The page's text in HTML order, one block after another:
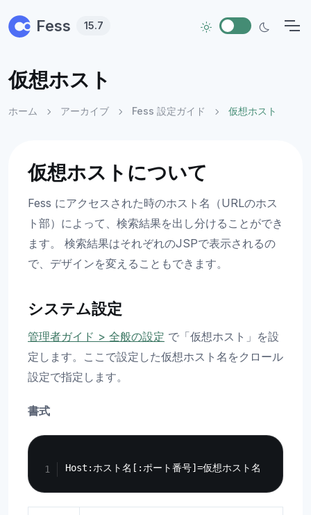
Fess 15.7
仮想ホスト
ホーム アーカイブ Fess 設定ガイド 仮想ホスト
仮想ホストについて
Fess にアクセスされた時のホスト名（URLのホス
ト部）によって、検索結果を出し分けることができ
ます。 検索結果はそれぞれのJSPで表示されるの
で、デザインを変えることもできます。
システム設定
管理者ガイド > 全般の設定 で「仮想ホスト」を設
定します。ここで設定した仮想ホスト名をクロール
設定で指定します。
書式